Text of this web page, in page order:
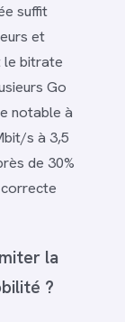
suffit
et
le bitrate
Go
notable à
s à 3,5
de 30%
la
?